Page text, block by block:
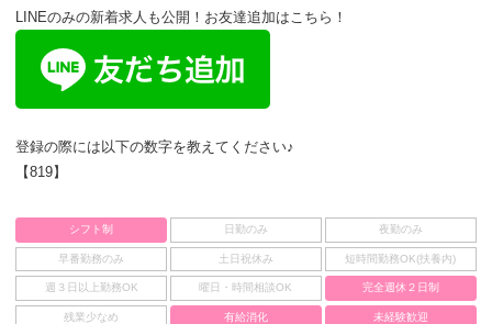
LINEのみの新着求人も公開！お友達追加はこちら！
登録の際には以下の数字を教えてください♪
【819】
シフト制 日勤のみ 夜勤のみ
早番勤務のみ 土日祝休み 短時間勤務OK(扶養内)
週３日以上勤務OK 曜日・時間相談OK 完全週休２日制
残業少なめ 有給消化 未経験歓迎